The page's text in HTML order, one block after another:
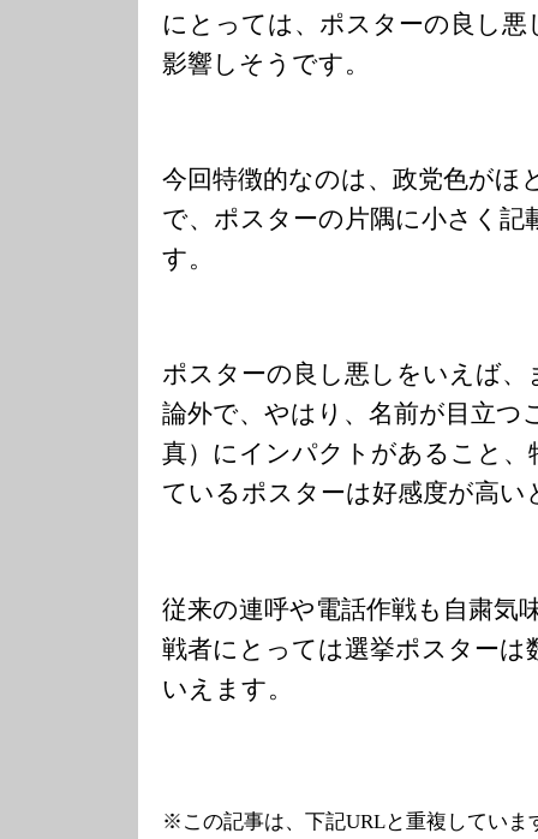
にとっては、ポスターの良し悪
影響しそうです。
今回特徴的なのは、政党色がほ
で、ポスターの片隅に小さく記
す。
ポスターの良し悪しをいえば
論外で、やはり、名前が目立つ
真）にインパクトがあること
ているポスターは好感度が高
従来の連呼や電話作戦も自粛気
戦者にとっては選挙ポスターは
いえます。
※この記事は、下記URLと重複していま